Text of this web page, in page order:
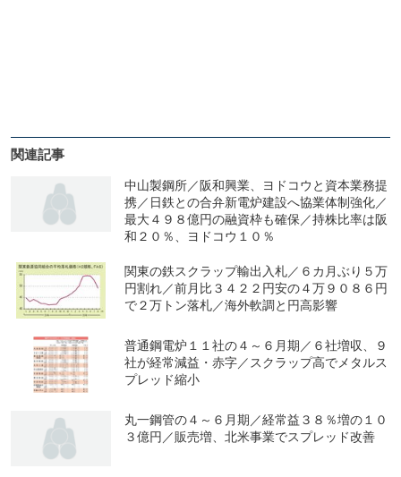
関連記事
中山製鋼所／阪和興業、ヨドコウと資本業務提
携／日鉄との合弁新電炉建設へ協業体制強化／
最大４９８億円の融資枠も確保／持株比率は阪
和２０％、ヨドコウ１０％
関東の鉄スクラップ輸出入札／６カ月ぶり５万
円割れ／前月比３４２２円安の４万９０８６円
で２万トン落札／海外軟調と円高影響
普通鋼電炉１１社の４～６月期／６社増収、９
社が経常減益・赤字／スクラップ高でメタルス
プレッド縮小
丸一鋼管の４～６月期／経常益３８％増の１０
３億円／販売増、北米事業でスプレッド改善